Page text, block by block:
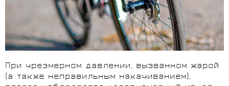
При чрезмерном давлении, вызванном жарой
(а также неправильным накачиванием),